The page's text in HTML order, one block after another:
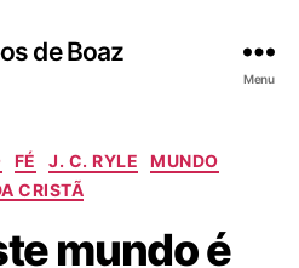
de Boaz
Menu
C
a
t
e
g
FÉ J. C. RYLE
MUNDO
CRISTÃ
mundo é